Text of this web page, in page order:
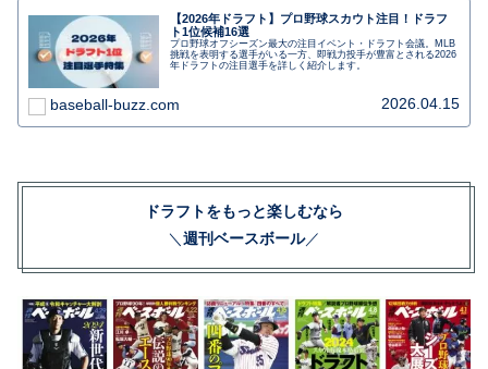
【2026年ドラフト】プロ野球スカウト注目！ドラフ
ト1位候補16選
プロ野球オフシーズン最大の注目イベント・ドラフト会議。MLB
挑戦を表明する選手がいる一方、即戦力投手が豊富とされる2026
年ドラフトの注目選手を詳しく紹介します。
baseball-buzz.com 2026.04.15
ドラフトをもっと楽しむなら
＼週刊ベースボール／